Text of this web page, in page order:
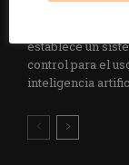
establece un
control para el
inteligencia